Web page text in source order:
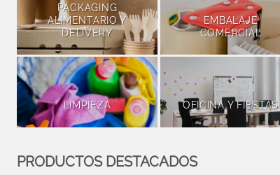
PACKAGING
ALIMENTARIO Y
DELIVERY
EMBALAJE
COMERCIAL
LIMPIEZA OFICINA Y FIESTAS
PRODUCTOS DESTACADOS